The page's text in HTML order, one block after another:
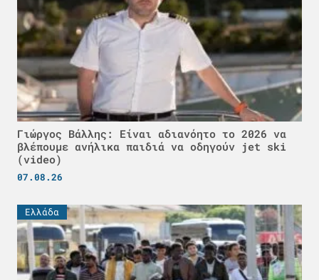
Γιώργος Βάλλης: Είναι αδιανόητο το 2026 να
βλέπουμε ανήλικα παιδιά να οδηγούν jet ski
(video)
07.08.26
Ελλάδα